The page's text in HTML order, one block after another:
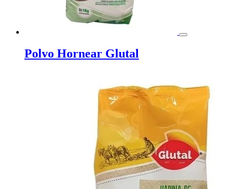
Polvo Hornear Glutal